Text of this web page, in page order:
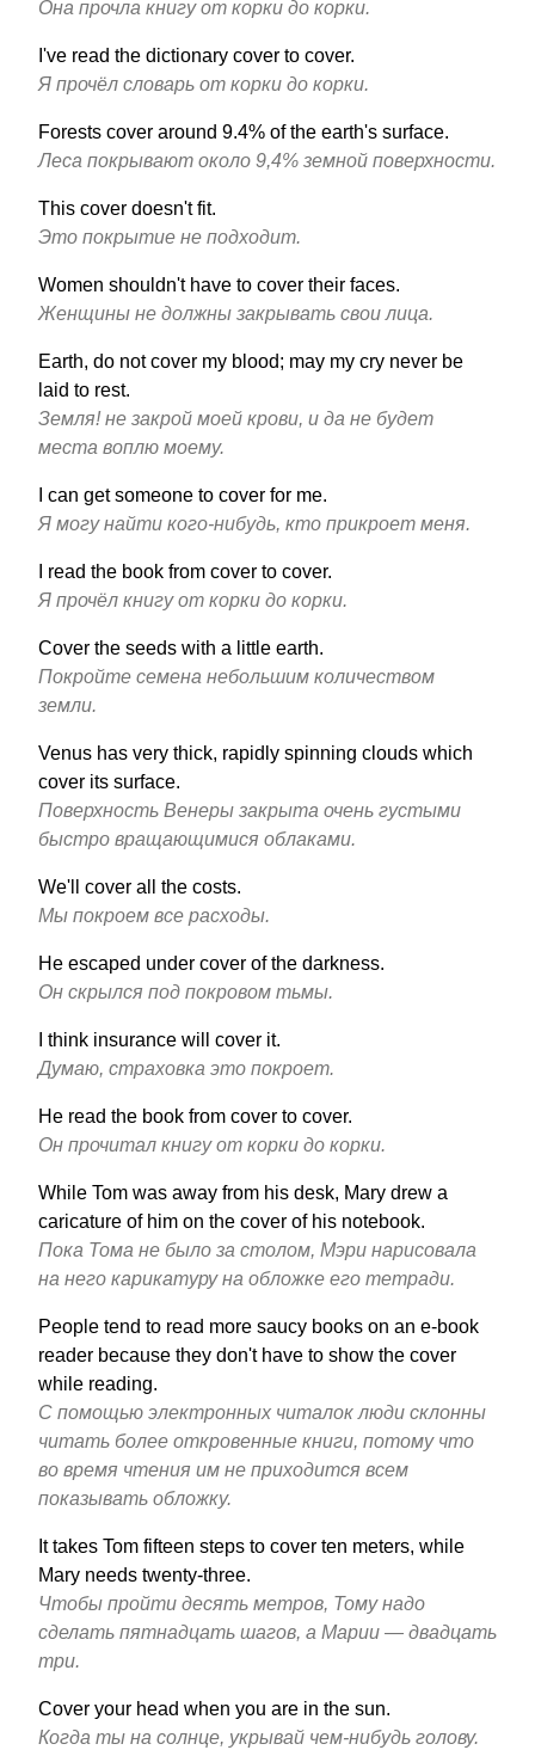
Она прочла книгу от корки до корки.
I've read the dictionary cover to cover.
Я прочёл словарь от корки до корки.
Forests cover around 9.4% of the earth's surface.
Леса покрывают около 9,4% земной поверхности.
This cover doesn't fit.
Это покрытие не подходит.
Women shouldn't have to cover their faces.
Женщины не должны закрывать свои лица.
Earth, do not cover my blood; may my cry never be
laid to rest.
Земля! не закрой моей крови, и да не будет
места воплю моему.
I can get someone to cover for me.
Я могу найти кого-нибудь, кто прикроет меня.
I read the book from cover to cover.
Я прочёл книгу от корки до корки.
Cover the seeds with a little earth.
Покройте семена небольшим количеством
земли.
Venus has very thick, rapidly spinning clouds which
cover its surface.
Поверхность Венеры закрыта очень густыми
быстро вращающимися облаками.
We'll cover all the costs.
Мы покроем все расходы.
He escaped under cover of the darkness.
Он скрылся под покровом тьмы.
I think insurance will cover it.
Думаю, страховка это покроет.
He read the book from cover to cover.
Он прочитал книгу от корки до корки.
While Tom was away from his desk, Mary drew a
caricature of him on the cover of his notebook.
Пока Тома не было за столом, Мэри нарисовала
на него карикатуру на обложке его тетради.
People tend to read more saucy books on an e-book
reader because they don't have to show the cover
while reading.
С помощью электронных читалок люди склонны
читать более откровенные книги, потому что
во время чтения им не приходится всем
показывать обложку.
It takes Tom fifteen steps to cover ten meters, while
Mary needs twenty-three.
Чтобы пройти десять метров, Тому надо
сделать пятнадцать шагов, а Марии — двадцать
три.
Cover your head when you are in the sun.
Когда ты на солнце, укрывай чем-нибудь голову.